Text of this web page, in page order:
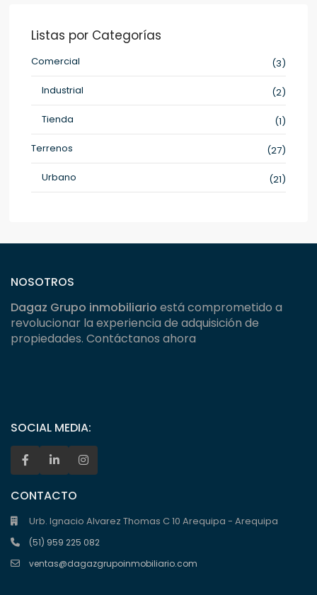
Listas por Categorías
Comercial
(3)
Industrial
(2)
Tienda
(1)
Terrenos
(27)
Urbano
(21)
NOSOTROS
Dagaz Grupo inmobiliario está comprometido a
revolucionar la experiencia de adquisición de
propiedades. Contáctanos ahora
SOCIAL MEDIA:
CONTACTO
Urb. Ignacio Alvarez Thomas C 10 Arequipa - Arequipa
(51) 959 225 082
ventas@dagazgrupoinmobiliario.com